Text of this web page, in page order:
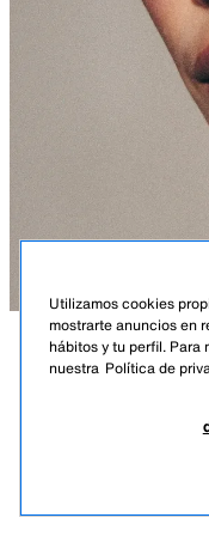
DESCRIPCIÓN
Gafas de sol
GAFAS DE SOL
Utilizamos cookies
mostrarte anuncios en
hábitos y tu perfil. Para
nuestra Política de